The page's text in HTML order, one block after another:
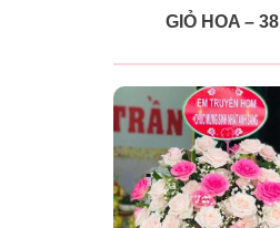
GIỎ HOA – 38